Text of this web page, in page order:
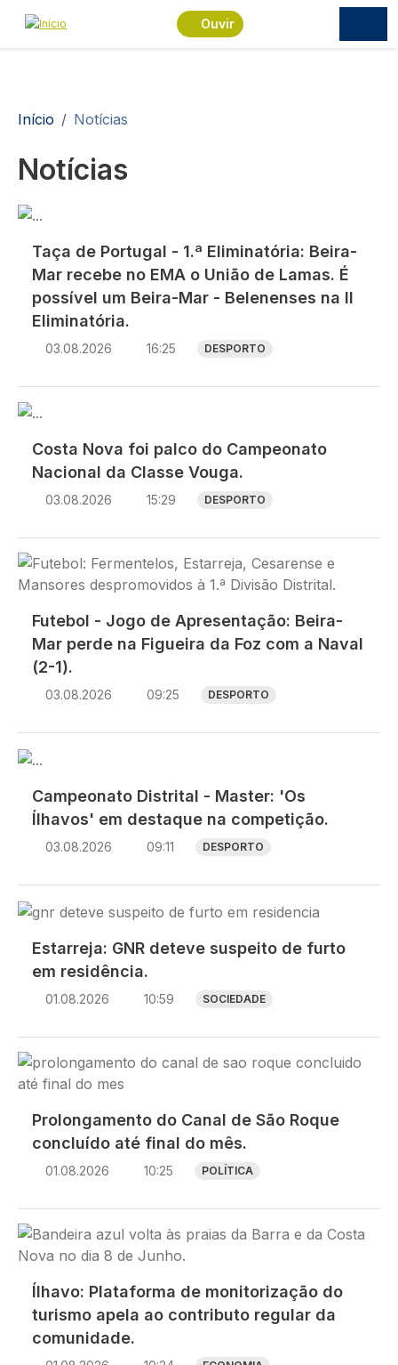
Passar para o conteúdo principal
Ouvir
Navegação estrutural
Início Notícias
Notícias
Imagem
Taça de Portugal - 1.ª Eliminatória: Beira-
Mar recebe no EMA o União de Lamas. É
possível um Beira-Mar - Belenenses na II
Eliminatória.
03.08.2026 16:25 DESPORTO
Imagem
Costa Nova foi palco do Campeonato
Nacional da Classe Vouga.
03.08.2026 15:29 DESPORTO
Imagem
Futebol - Jogo de Apresentação: Beira-
Mar perde na Figueira da Foz com a Naval
(2-1).
03.08.2026 09:25 DESPORTO
Imagem
Campeonato Distrital - Master: 'Os
Ílhavos' em destaque na competição.
03.08.2026 09:11 DESPORTO
Imagem
Estarreja: GNR deteve suspeito de furto
em residência.
01.08.2026 10:59 SOCIEDADE
Imagem
Prolongamento do Canal de São Roque
concluído até final do mês.
01.08.2026 10:25 POLÍTICA
Imagem
Ílhavo: Plataforma de monitorização do
turismo apela ao contributo regular da
comunidade.